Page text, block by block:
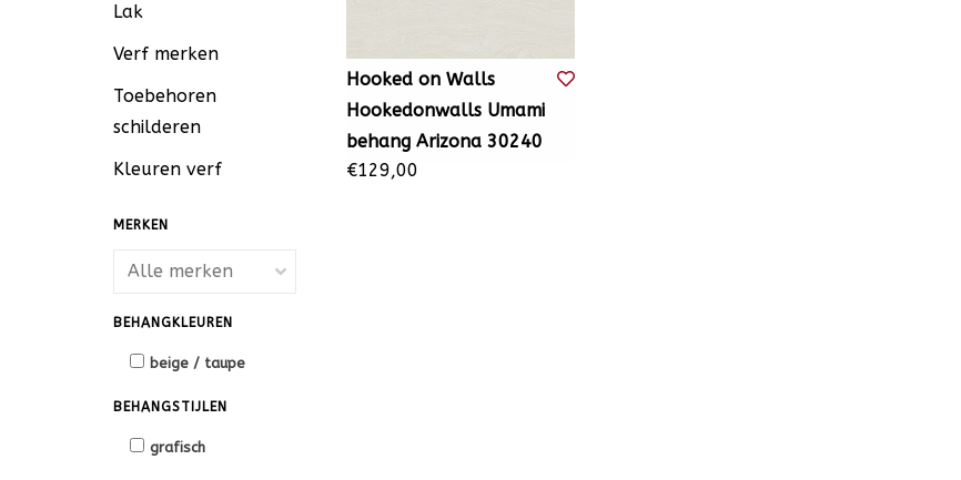
Lak
Verf merken
Toebehoren
schilderen
Kleuren verf
MERKEN
BEHANGKLEUREN
beige / taupe
BEHANGSTIJLEN
grafisch
Hooked on Walls
Hookedonwalls Umami
behang Arizona 30240
€129,00